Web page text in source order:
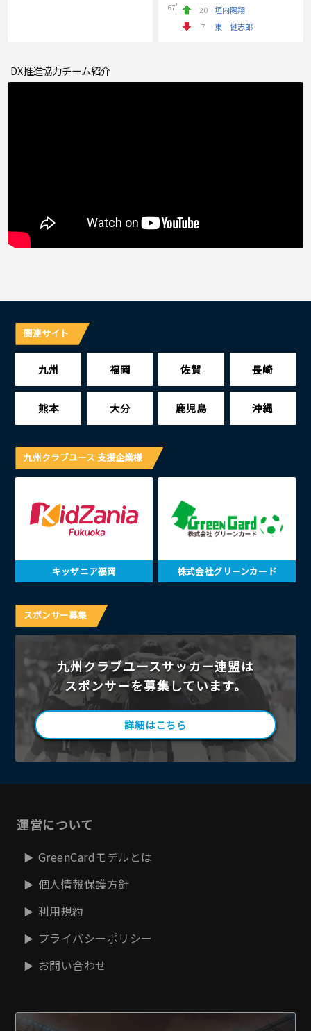
67'
20
垣内陽翔
7
東 健志郎
DX推進協力チーム紹介
関連サイト
九州 福岡 佐賀 長崎
熊本 大分 鹿児島 沖縄
九州クラブユース 支援企業様
キッザニア福岡 株式会社グリーンカード
スポンサー募集
九州クラブユースサッカー連盟は
スポンサーを募集しています。
詳細はこちら
運営について
GreenCardモデルとは
個人情報保護方針
利用規約
プライバシーポリシー
お問い合わせ